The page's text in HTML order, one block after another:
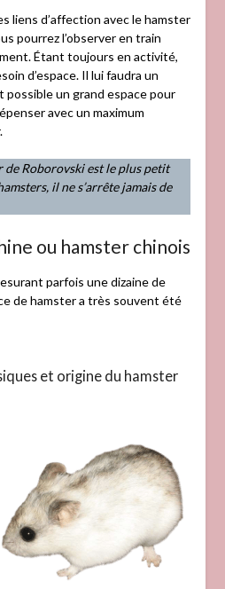
liens d’affection avec le hamster
pourrez l’observer en train
Étant toujours en activité,
d’espace. Il lui faudra un
possible un grand espace pour
avec un maximum
de Roborovski est le plus petit
il ne s’arrête jamais de
ou hamster chinois
parfois une dizaine de
de hamster a très souvent été
et origine du hamster